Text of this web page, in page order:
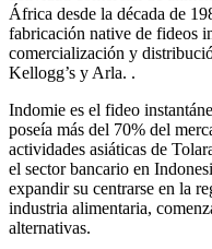
África desde la década de
fabricación native de fideos
comercialización y
Kellogg’s y Arla. .
Indomie es el fideo
poseía más del 70% del
actividades asiáticas de
el sector bancario en
expandir su centrarse en la
industria alimentaria,
alternativas.